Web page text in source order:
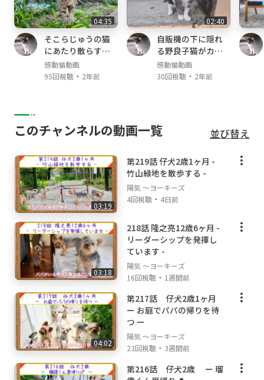
04:35
そこらじゅうの猫
にあたり散らすヤ
クザ猫
感動猫動画
95回視聴・ 2年前
02:40
自販機の下に隠れ
る野良子猫がカワ
イイ
感動猫動画
30回視聴・ 2年前
このチャンネルの動画一覧 並び替え
03:19
第219話 仔犬2歳1ヶ月 -
竹山緑地を散歩する -
陽気 ～ヨーキーズ
4回視聴 ・ 4日前
03:18
218話 隆之亮12歳6ヶ月 -
リーダーシップを発揮し
ています -
陽気 ～ヨーキーズ
16回視聴 ・ 1週間前
04:02
第217話 仔犬2歳1ヶ月
ー お庭でパパの帰りを待
つ ー
陽気 ～ヨーキーズ
23回視聴 ・ 3週間前
第216話 仔犬2歳 ー 瑠